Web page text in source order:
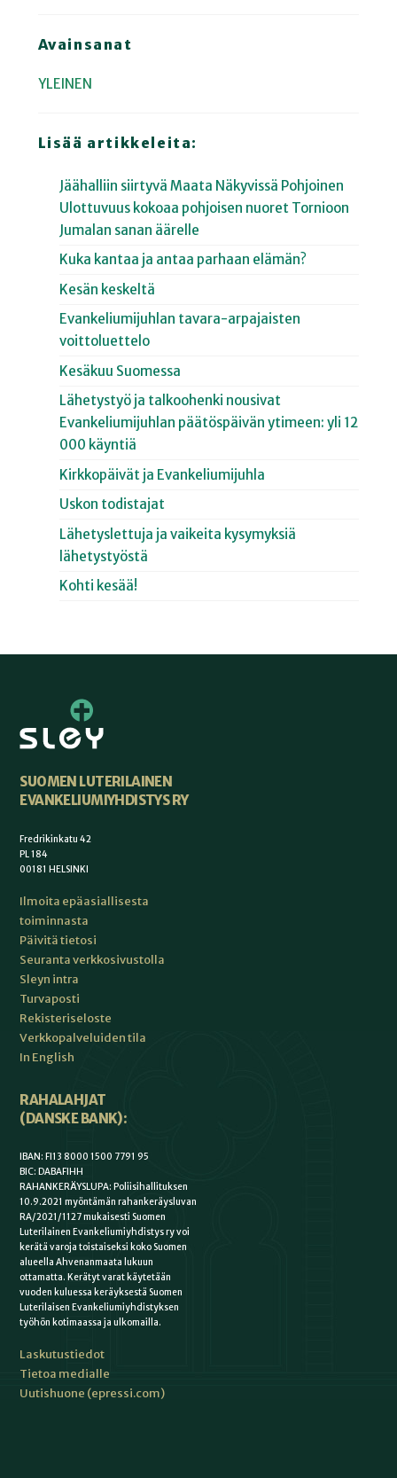
Avainsanat
YLEINEN
Lisää artikkeleita:
Jäähalliin siirtyvä Maata Näkyvissä Pohjoinen
Ulottuvuus kokoaa pohjoisen nuoret Tornioon
Jumalan sanan äärelle
Kuka kantaa ja antaa parhaan elämän?
Kesän keskeltä
Evankeliumijuhlan tavara-arpajaisten
voittoluettelo
Kesäkuu Suomessa
Lähetystyö ja talkoohenki nousivat
Evankeliumijuhlan päätöspäivän ytimeen: yli 12
000 käyntiä
Kirkkopäivät ja Evankeliumijuhla
Uskon todistajat
Lähetyslettuja ja vaikeita kysymyksiä
lähetystyöstä
Kohti kesää!
SUOMEN LUTERILAINEN
EVANKELIUMIYHDISTYS RY
Fredrikinkatu 42
PL 184
00181 HELSINKI
Ilmoita epäasiallisesta
toiminnasta
Päivitä tietosi
Seuranta verkkosivustolla
Sleyn intra
Turvaposti
Rekisteriseloste
Verkkopalveluiden tila
In English
RAHALAHJAT
(DANSKE BANK):
IBAN: FI13 8000 1500 7791 95
BIC: DABAFIHH
RAHANKERÄYSLUPA: Poliisihallituksen
10.9.2021 myöntämän rahankeräysluvan
RA/2021/1127 mukaisesti Suomen
Luterilainen Evankeliumiyhdistys ry voi
kerätä varoja toistaiseksi koko Suomen
alueella Ahvenanmaata lukuun
ottamatta. Kerätyt varat käytetään
vuoden kuluessa keräyksestä Suomen
Luterilaisen Evankeliumiyhdistyksen
työhön kotimaassa ja ulkomailla.
Laskutustiedot
Tietoa medialle
Uutishuone (epressi.com)